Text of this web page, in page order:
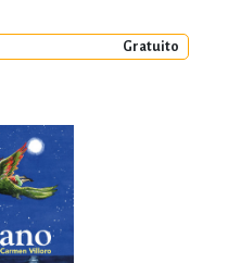
Gratuito